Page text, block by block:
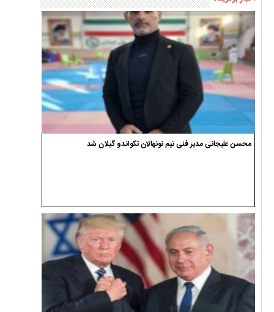
محسن علیجانی مدیر فنی تیم نونهالان تکواندو گیلان شد